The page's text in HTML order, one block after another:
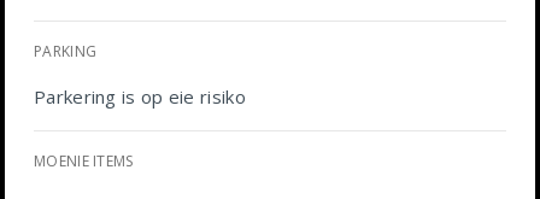
PARKING
Parkering is op eie risiko
MOENIE ITEMS